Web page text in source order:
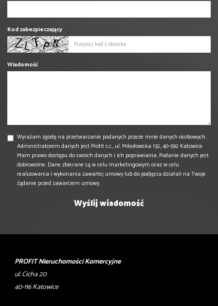
Kod zabezpieczający
Wiadomość
Wyrażam zgodę na przetwarzanie podanych przeze mnie danych osobowych.
Administratorem danych jest Profit s.c., ul. Mikołowska 132, 40-592 Katowice.
Mam prawo dostępu do swoich danych i ich poprawiania. Podanie danych jest
dobrowolne. Dane zbierane są w celu marketingowym oraz w celu
realizowania i wykonania zawartej umowy lub do podjęcia działań na Twoje
żądanie przed zawarciem umowy.
PROFIT Nieruchomości Komercyjne
ul. Cicha 20
40-116 Katowice